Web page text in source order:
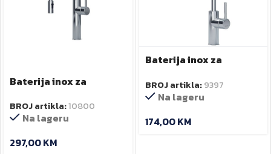
Baterija inox za
BROJ artikla:10800
Na lageru
297,00KM
Baterija inox za
BROJ artikla:9397
Na lageru
174,00KM